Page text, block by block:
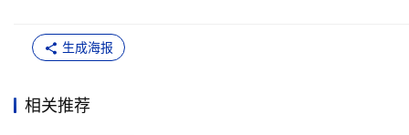
对于医药企业而言，销售是一个庞大的队伍，对销售人员的
需求就更为细分，不同级别的销售人员都对商业智能有着不
生成海报
相关推荐